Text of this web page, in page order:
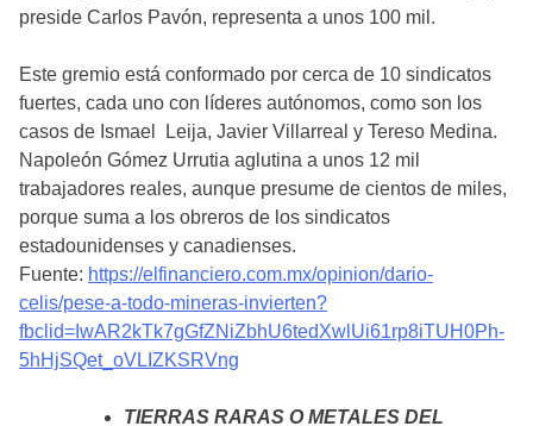
preside Carlos Pavón, representa a unos 100 mil.
Este gremio está conformado por cerca de 10 sindicatos
fuertes, cada uno con líderes autónomos, como son los
casos de Ismael Leija, Javier Villarreal y Tereso Medina.
Napoleón Gómez Urrutia aglutina a unos 12 mil
trabajadores reales, aunque presume de cientos de miles,
porque suma a los obreros de los sindicatos
estadounidenses y canadienses.
Fuente: https://elfinanciero.com.mx/opinion/dario-
celis/pese-a-todo-mineras-invierten?
fbclid=IwAR2kTk7gGfZNiZbhU6tedXwlUi61rp8iTUH0Ph-
5hHjSQet_oVLIZKSRVng
TIERRAS RARAS O METALES DEL